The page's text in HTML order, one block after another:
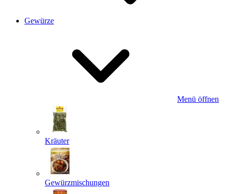
Gewürze
Menü öffnen
Kräuter
Gewürzmischungen